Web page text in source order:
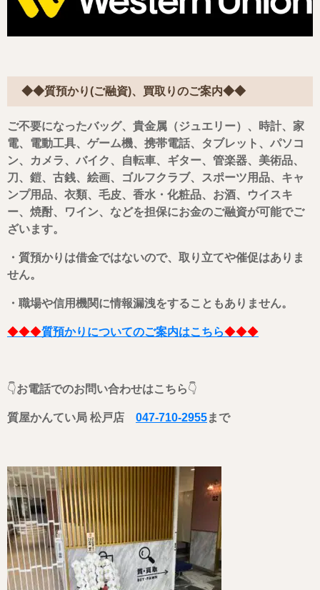
◆◆質預かり(ご融資)、買取りのご案内◆◆
ご不要になったバッグ、貴金属（ジュエリー）、時計、家
電、電動工具、ゲーム機、携帯電話、タブレット、パソコ
ン、カメラ、バイク、自転車、ギター、管楽器、美術品、
刀、鎧、古銭、絵画、ゴルフクラブ、スポーツ用品、キャ
ンプ用品、衣類、毛皮、香水・化粧品、お酒、ウイスキ
ー、焼酎、ワイン、などを担保にお金のご融資が可能でご
ざいます。
・質預かりは借金ではないので、取り立てや催促はありま
せん。
・職場や信用機関に情報漏洩をすることもありません。
◆◆◆質預かりについてのご案内はこちら◆◆◆
👇お電話でのお問い合わせはこちら👇
質屋かんてい局 松戸店 047-710-2955まで